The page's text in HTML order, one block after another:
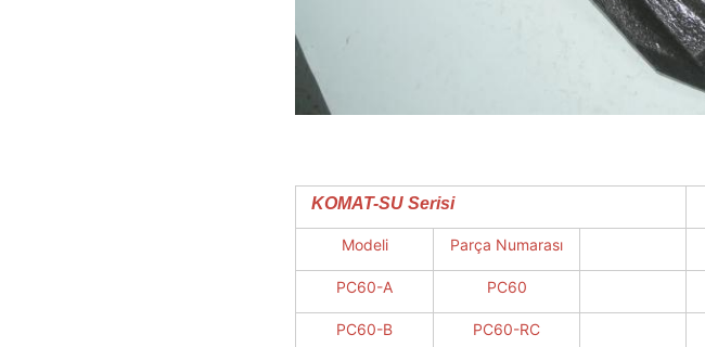
KOMAT-SU Serisi
Modeli Parça Numarası
PC60-A PC60
PC60-B PC60-RC